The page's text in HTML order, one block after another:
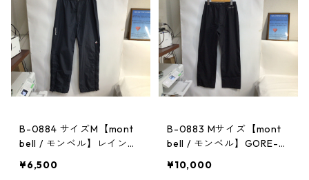
B-0884 サイズM【mont
bell / モンベル】レインパ
ディース
¥6,500
B-0883 Mサイズ【mont
bell / モンベル】GORE-T
パンツ：メンズBK
¥10,000